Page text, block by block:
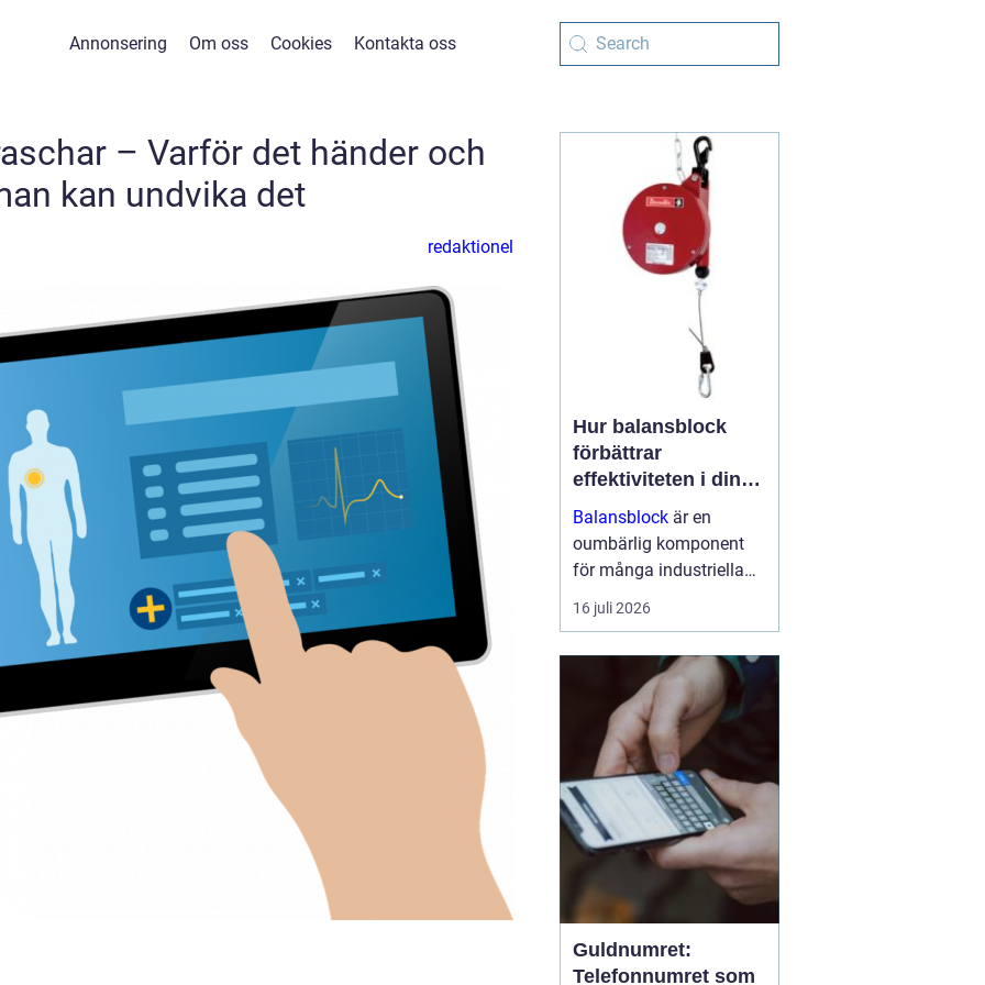
Annonsering Om oss Cookies Kontakta oss
– Varför det händer och
kan undvika det
redaktionel
Hur balansblock
förbättrar
effektiviteten i din
arbetsmiljö
Balansblock är en
oumbärlig komponent
för många industriella
och hantverksrelaterade
miljöer. De hjälper till att
16 juli 2026
Guldnumret:
Telefonnumret som